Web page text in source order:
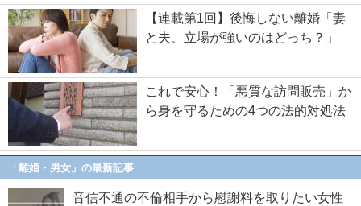
【連載第1回】後悔しない離婚「妻
と夫、立場が強いのはどっち？」
これで安心！「悪質な訪問販売」か
ら身を守るための4つの法的対処法
「離婚・男女」の最新記事
音信不通の不倫相手から慰謝料を取りたい女性